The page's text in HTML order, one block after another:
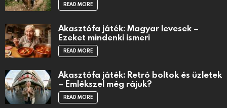
READ MORE
Akasztófa játék: Magyar levesek –
Ezeket mindenki ismeri
READ MORE
Akasztófa játék: Retró boltok és üzletek
– Emlékszel még rájuk?
READ MORE